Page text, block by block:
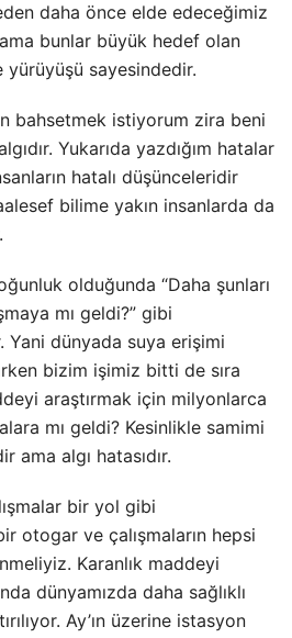
daha önce elde edeceğimiz
bunlar büyük hedef olan
sayesindedir.
bahsetmek istiyorum zira beni
Yukarıda yazdığım hatalar
hatalı düşünceleridir
bilime yakın insanlarda da
olduğunda “Daha şunları
mı geldi?” gibi
Yani dünyada suya erişimi
bizim işimiz bitti de sıra
araştırmak için milyonlarca
mı geldi? Kesinlikle samimi
algı hatasıdır.
bir yol gibi
otogar ve çalışmaların hepsi
Karanlık maddeyi
dünyamızda daha sağlıklı
Ay’ın üzerine istasyon